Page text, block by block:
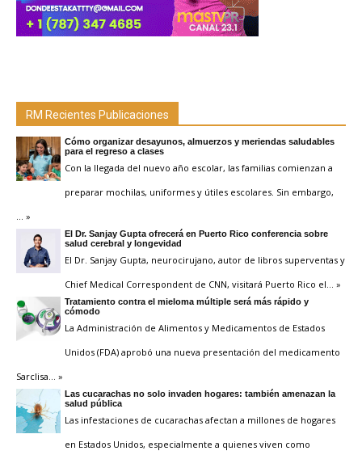
RM Recientes Publicaciones
Cómo organizar desayunos, almuerzos y meriendas saludables
para el regreso a clases
Con la llegada del nuevo año escolar, las familias comienzan a
preparar mochilas, uniformes y útiles escolares. Sin embargo,
… »
El Dr. Sanjay Gupta ofrecerá en Puerto Rico conferencia sobre
salud cerebral y longevidad
El Dr. Sanjay Gupta, neurocirujano, autor de libros superventas y
Chief Medical Correspondent de CNN, visitará Puerto Rico el … »
Tratamiento contra el mieloma múltiple será más rápido y
cómodo
La Administración de Alimentos y Medicamentos de Estados
Unidos (FDA) aprobó una nueva presentación del medicamento
Sarclisa … »
Las cucarachas no solo invaden hogares: también amenazan la
salud pública
Las infestaciones de cucarachas afectan a millones de hogares
en Estados Unidos, especialmente a quienes viven como